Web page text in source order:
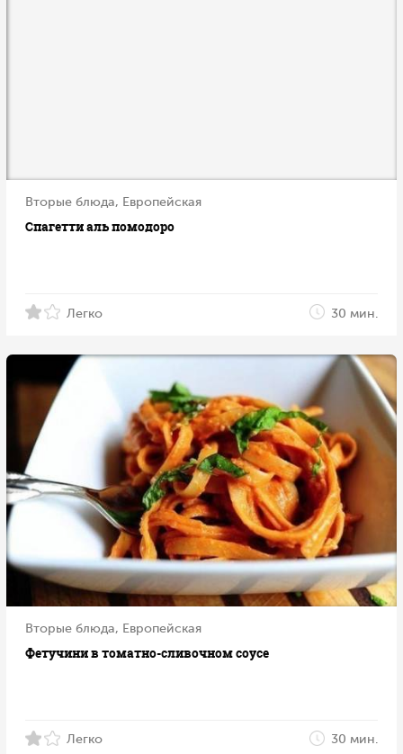
Вторые блюда, Европейская
Спагетти аль помодоро
Легко 30 мин.
Вторые блюда, Европейская
Фетучини в томатно-сливочном соусе
Легко 30 мин.